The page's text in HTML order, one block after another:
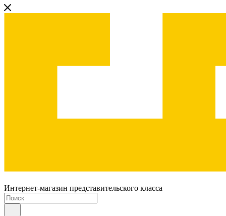
Интернет-магазин представительского класса